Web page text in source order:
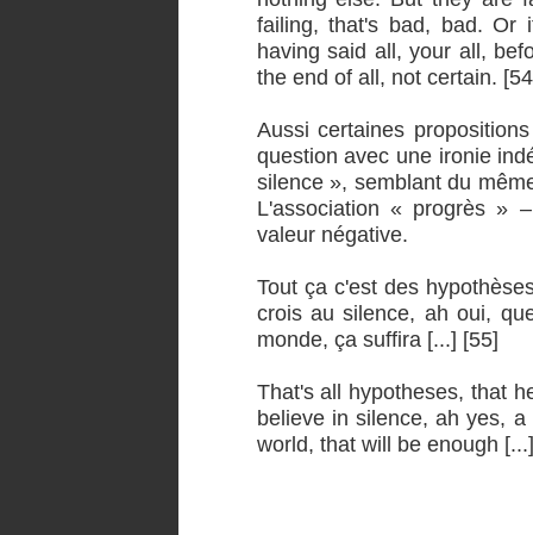
failing, that's bad, bad.
having said all, your all,
the end of all, not certain.
Aussi certaines
question avec une ironie
silence », semblant du
L'association « progrès »
valeur négative.
Tout ça c'est des
crois au silence, ah oui,
monde, ça suffira [...] [55]
That's all hypotheses, that
believe in silence, ah yes,
world, that will be enough